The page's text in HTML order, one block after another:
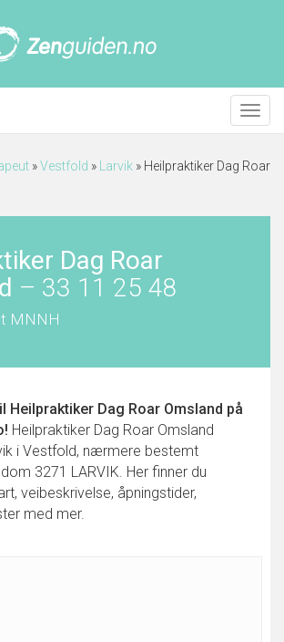
Meny
»Vestfold » Larvik » Heilpraktiker Dag Roar
Dag Roar
– 33 11 25 48
MNNH
Heilpraktiker Dag Roar Omsland på
Heilpraktiker Dag Roar Omsland
i Vestfold, nærmere bestemt
3271 LARVIK. Her finner du
veibeskrivelse, åpningstider,
med mer.